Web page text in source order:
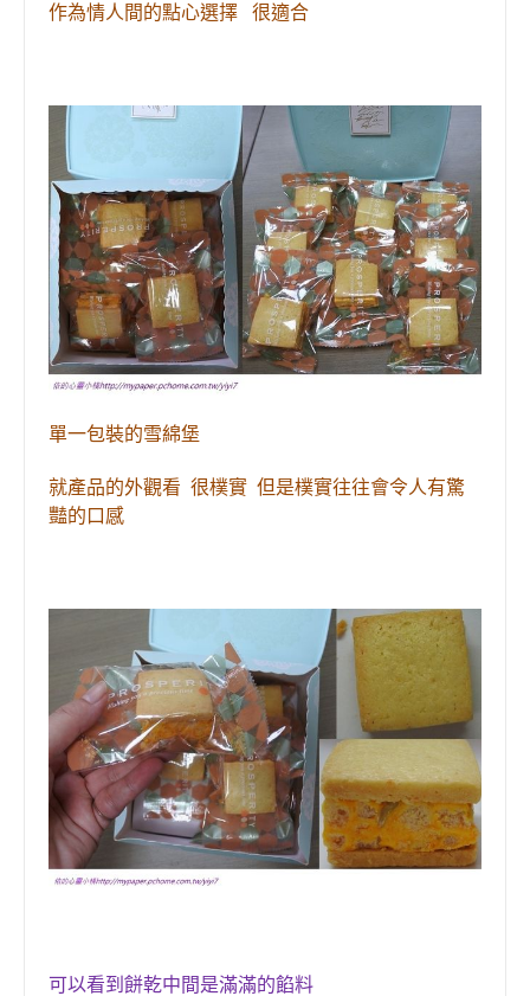
作為情人間的點心選擇 很適合
單一包裝的雪綿堡
就產品的外觀看 很樸實 但是樸實往往會令人有驚
豔的口感
可以看到餅乾中間是滿滿的餡料